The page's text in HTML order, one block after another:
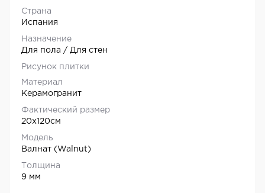
Страна
Испания
Назначение
Для пола / Для стен
Рисунок плитки
Материал
Керамогранит
Фактический размер
20x120см
Модель
Валнат (Walnut)
Толщина
9 мм